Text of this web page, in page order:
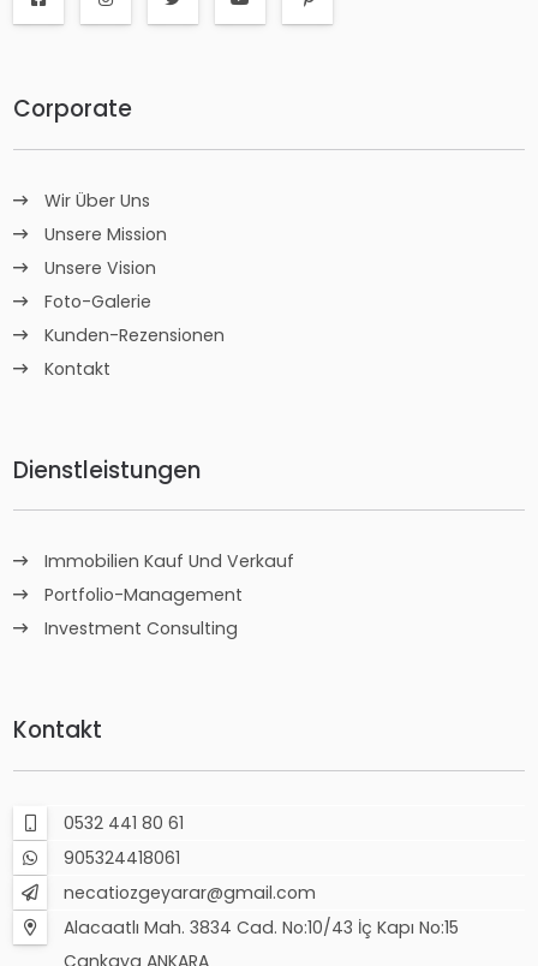
Corporate
Wir Über Uns
Unsere Mission
Unsere Vision
Foto-Galerie
Kunden-Rezensionen
Kontakt
Dienstleistungen
Immobilien Kauf Und Verkauf
Portfolio-Management
Investment Consulting
Kontakt
0532 441 80 61
905324418061
necatiozgeyarar@gmail.com
Alacaatlı Mah. 3834 Cad. No:10/43 İç Kapı No:15
Çankaya ANKARA